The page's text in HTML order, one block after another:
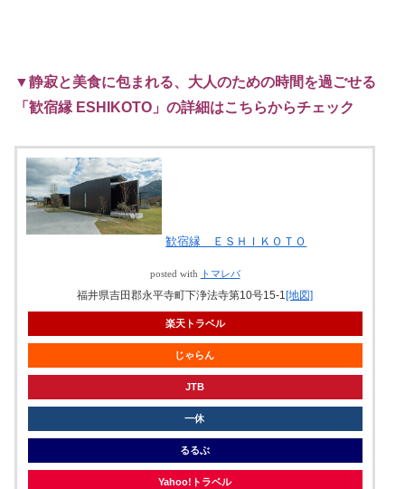
▼静寂と美食に包まれる、大人のための時間を過ごせる
「歓宿縁 ESHIKOTO」の詳細はこちらからチェック
歓宿縁 ＥＳＨＩＫＯＴＯ
posted with トマレバ
福井県吉田郡永平寺町下浄法寺第10号15-1 [地図]
楽天トラベル
じゃらん
JTB
一休
るるぶ
Yahoo!トラベル